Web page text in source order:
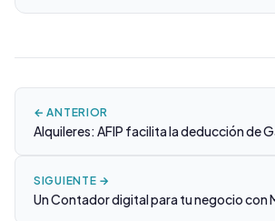
← ANTERIOR
Alquileres: AFIP facilita la deducción de
SIGUIENTE →
Un Contador digital para tu negocio con